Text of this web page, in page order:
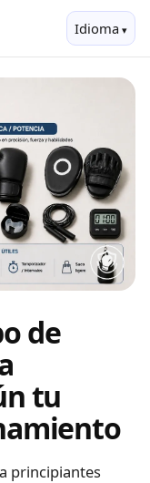
Idioma
de
tu
principiantes